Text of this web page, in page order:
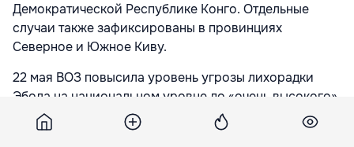
Демократической Республике Конго. Отдельные
случаи также зафиксированы в провинциях
Северное и Южное Киву.
22 мая ВОЗ повысила уровень угрозы лихорадки
Эбола на национальном уровне до «очень высокого»,
на региональном — до «высокого». На глобальном
уровне, по оценкам организации, угроза пока